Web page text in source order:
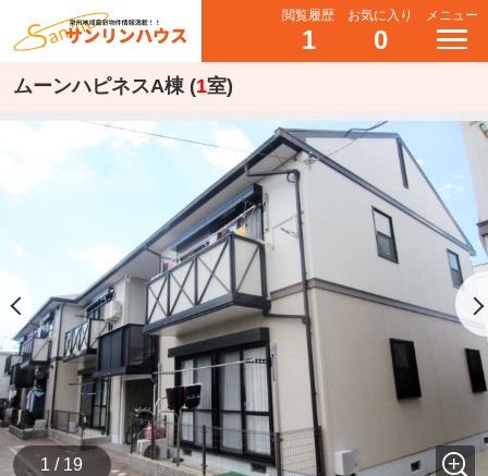
閲覧履歴
1
お気に入り
0
メニュー
ムーンハピネスA棟 (1室)
1 / 19